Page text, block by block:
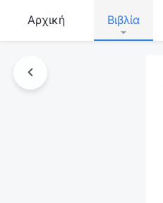
Αρχική Βιβλία